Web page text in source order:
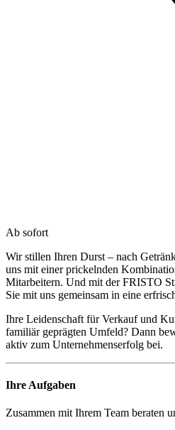
Ab sofort
Wir stillen Ihren Durst – nach
uns mit einer prickelnden
Mitarbeitern. Und mit der FRISTO
Sie mit uns gemeinsam in eine
Ihre Leidenschaft für Verkauf und
familiär geprägten Umfeld? Dann
aktiv zum Unternehmenserfolg bei.
Ihre Aufgaben
Zusammen mit Ihrem Team beraten